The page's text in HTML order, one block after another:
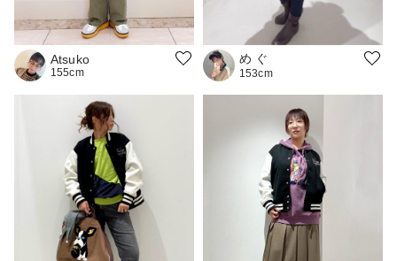
Atsuko
155cm
め ぐ
153cm